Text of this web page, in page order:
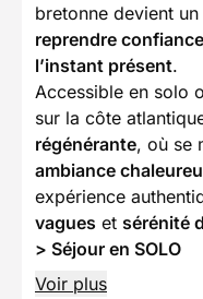
bretonne devient
reprendre
l’instant présent.
Accessible en solo
sur la côte
régénérante, où se
ambiance
expérience
vagues et sérénité
> Séjour en SOLO
Voir plus